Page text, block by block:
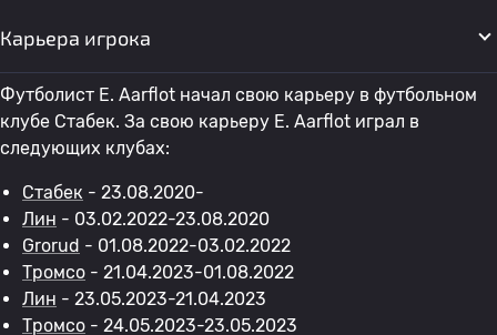
Карьера игрока
Футболист E. Aarflot начал свою карьеру в футбольном
клубе Стабек. За свою карьеру E. Aarflot играл в
следующих клубах:
Стабек - 23.08.2020-
Лин - 03.02.2022-23.08.2020
Grorud - 01.08.2022-03.02.2022
Тромсо - 21.04.2023-01.08.2022
Лин - 23.05.2023-21.04.2023
Тромсо - 24.05.2023-23.05.2023